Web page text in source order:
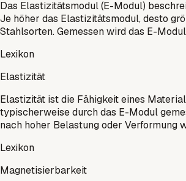
Das Elastizitätsmodul (E-Modul)
Je höher das Elastizitätsmodul, desto
Stahlsorten. Gemessen wird das E-
Lexikon
Elastizität
Elastizität ist die Fähigkeit eines
typischerweise durch das E-Modul
nach hoher Belastung oder Verformung
Lexikon
Magnetisierbarkeit